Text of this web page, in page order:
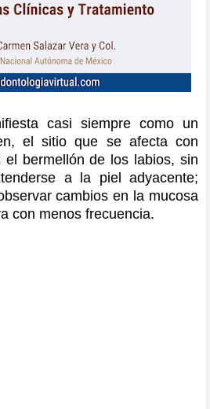
casi siempre como un
el sitio que se afecta con
el bermellón de los labios, sin
a la piel adyacente;
cambios en la mucosa
con menos frecuencia.